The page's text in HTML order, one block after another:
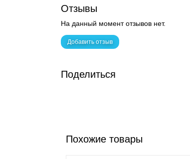
Отзывы
На данный момент отзывов нет.
Добавить отзыв
Поделиться
Похожие товары